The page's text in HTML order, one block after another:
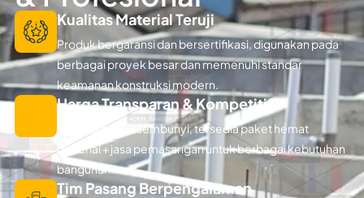
Kualitas Material Teruji
Produk bergaransi dan bersertifikasi, digunakan pada
berbagai proyek besar dan memenuhi standar
keamanan konstruksi modern.
Harga Transparan & Kompetitif
Tanpa biaya tersembunyi, tersedia paket hemat
material + jasa pemasangan untuk berbagai kebutuhan
bangunan.
Tim Pasang Berpengalaman